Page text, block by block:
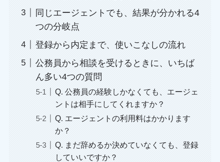
同じエージェントでも、結果が分かれる4
つの分岐点
登録から内定まで、使いこなしの流れ
公務員から相談を受けるときに、いちば
ん多い4つの質問
Q. 公務員の経験しかなくても、エージェ
ントは相手にしてくれますか？
Q. エージェントの利用料はかかります
か？
Q. まだ辞めるか決めていなくても、登録
していいですか？